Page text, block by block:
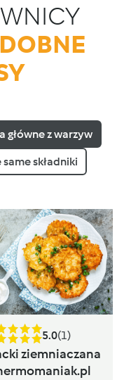
główne z warzyw
same składniki
5.0(1)
ziemniaczana